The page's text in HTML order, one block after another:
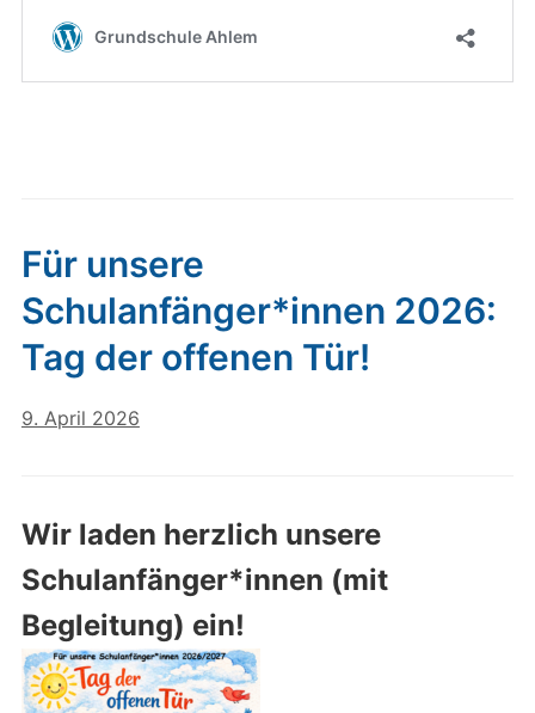
Für unsere
Schulanfänger*innen 2026:
Tag der offenen Tür!
9. April 2026
Wir laden herzlich unsere
Schulanfänger*innen (mit
Begleitung) ein!